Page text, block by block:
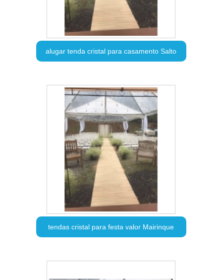
alugar tenda cristal para casamento Salto
tendas cristal para festa valor Mairinque